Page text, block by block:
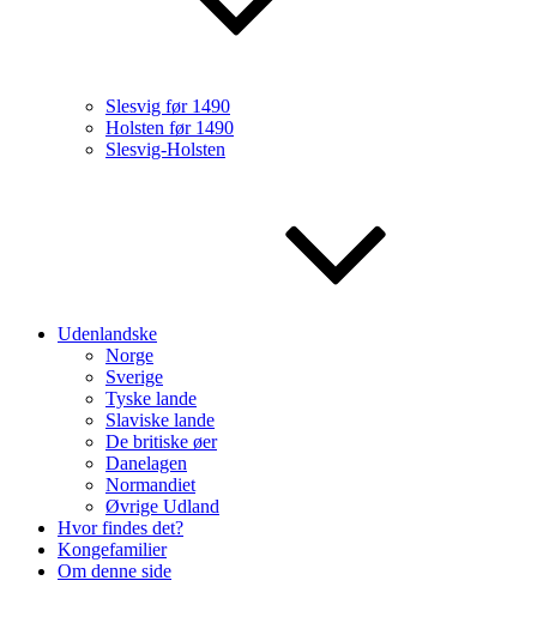
Slesvig før 1490
Holsten før 1490
Slesvig-Holsten
Udenlandske
Norge
Sverige
Tyske lande
Slaviske lande
De britiske øer
Danelagen
Normandiet
Øvrige Udland
Hvor findes det?
Kongefamilier
Om denne side